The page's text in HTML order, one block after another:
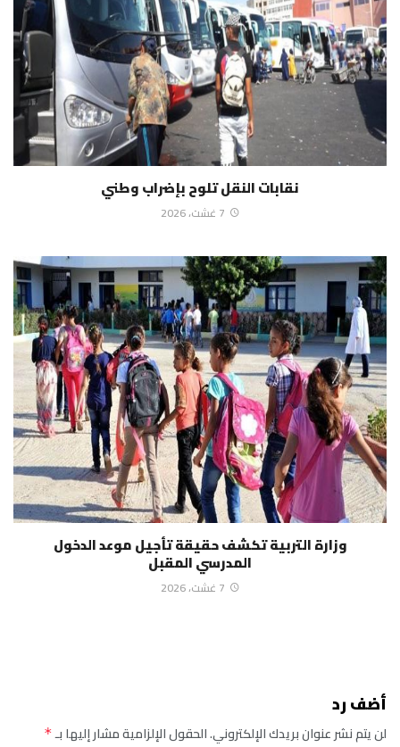
نقابات النقل تلوح بإضراب وطني
7 غشت، 2026
وزارة التربية تكشف حقيقة تأجيل موعد الدخول
المدرسي المقبل
7 غشت، 2026
أضف رد
لن يتم نشر عنوان بريدك الإلكتروني.الحقول الإلزامية مشار إليها بـ*